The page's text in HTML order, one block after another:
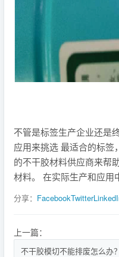
不管是标签生产企业还是
应用来挑选 最适合的标签
的不干胶材料供应商来帮
材料。 在实际生产和应用
分享： FacebookTwitter
上一篇：
不干胶模切不能排废怎么办？